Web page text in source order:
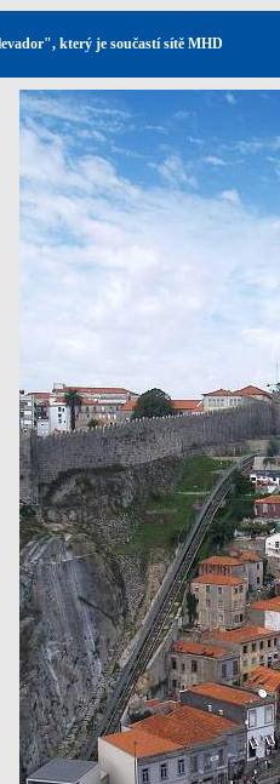
který je součastí sítě MHD